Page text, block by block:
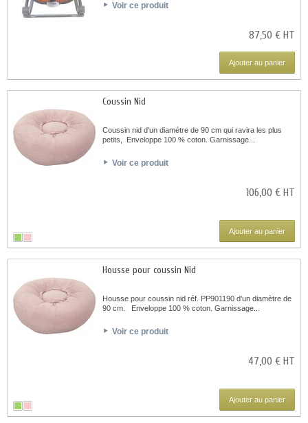
Voir ce produit
87,50 € HT
Ajouter au panier
Coussin Nid
Coussin nid d'un diamétre de 90 cm qui ravira les plus
petits, Enveloppe 100 % coton. Garnissage...
Voir ce produit
106,00 € HT
Ajouter au panier
Housse pour coussin Nid
Housse pour coussin nid réf. PP901190 d'un diamètre de
90 cm. Enveloppe 100 % coton. Garnissage...
Voir ce produit
47,00 € HT
Ajouter au panier